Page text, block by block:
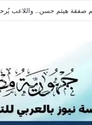
ويطالبه بالعودة الفورية